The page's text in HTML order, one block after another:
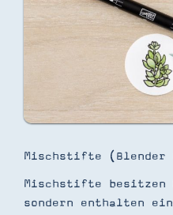
Mischstifte (Blender
Mischstifte besitzen
sondern enthalten